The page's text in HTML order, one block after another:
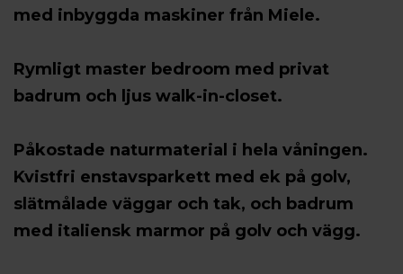
med inbyggda maskiner från Miele.
Rymligt master bedroom med privat
badrum och ljus walk-in-closet.
Påkostade naturmaterial i hela våningen.
Kvistfri enstavsparkett med ek på golv,
slätmålade väggar och tak, och badrum
med italiensk marmor på golv och vägg.